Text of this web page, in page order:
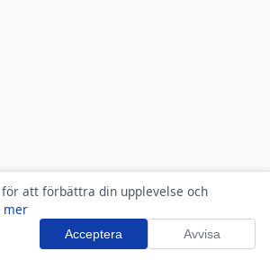
att förbättra din upplevelse och
mer
Acceptera Avvisa